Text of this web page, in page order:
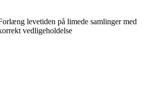
levetiden på limede samlinger med
vedligeholdelse